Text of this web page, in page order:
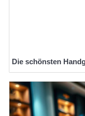
Die schönsten